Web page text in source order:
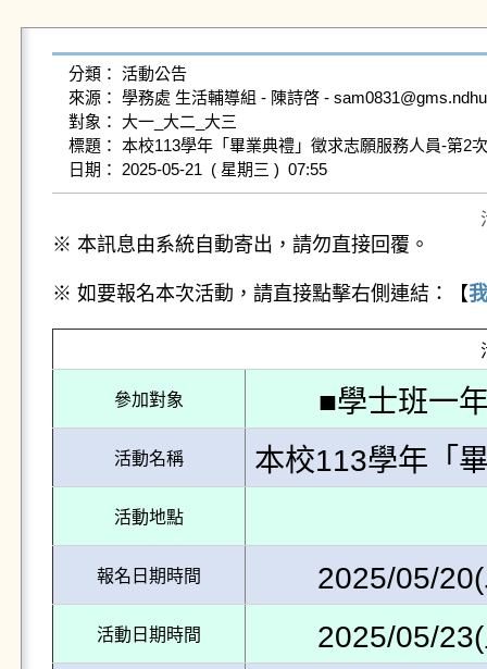
分類： 活動公告
來源： 學務處 生活輔導組 - 陳詩啓 -
對象： 大一_大二_大三
標題： 本校113學年「畢業典禮」徵求志願服務人員-第2
日期： 2025-05-21  ( 星期三 )  07:55
※ 本訊息由系統自動寄出，請勿直接回覆。
※ 如要報名本次活動，請直接點擊右側連結：【
參加對象 ■學士班一
活動名稱 本校113學年「
活動地點
報名日期時間 2025/05/
活動日期時間 2025/05/